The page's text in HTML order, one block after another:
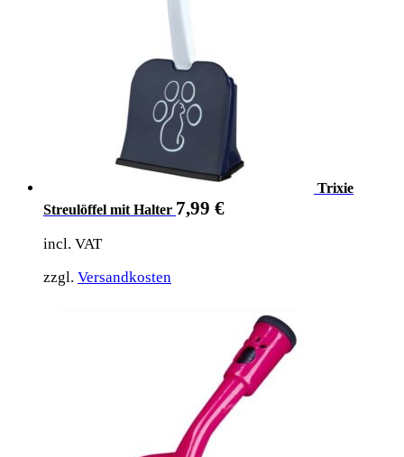
Trixie
Streulöffel mit Halter 7,99 €
incl. VAT
zzgl. Versandkosten